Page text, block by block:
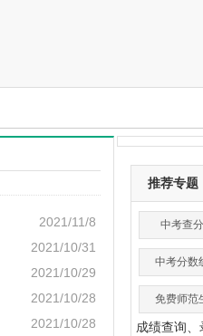
2021/11/8
2021/10/31
2021/10/29
2021/10/28
2021/10/28
推荐专题
中考查分
中考分数
免费师范
成绩查询